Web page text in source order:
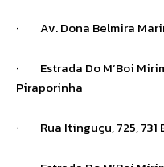
· Av. Dona Belmira
· Estrada Do M’Boi
Piraporinha
· Rua Itinguçu, 725, 731